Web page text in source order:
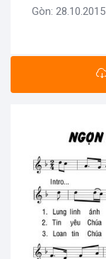
Gòn: 28.10.2015